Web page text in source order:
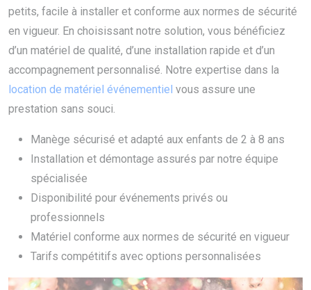
petits, facile à installer et conforme aux normes de sécurité
en vigueur. En choisissant notre solution, vous bénéficiez
d’un matériel de qualité, d’une installation rapide et d’un
accompagnement personnalisé. Notre expertise dans la
location de matériel événementiel vous assure une
prestation sans souci.
Manège sécurisé et adapté aux enfants de 2 à 8 ans
Installation et démontage assurés par notre équipe
spécialisée
Disponibilité pour événements privés ou
professionnels
Matériel conforme aux normes de sécurité en vigueur
Tarifs compétitifs avec options personnalisées